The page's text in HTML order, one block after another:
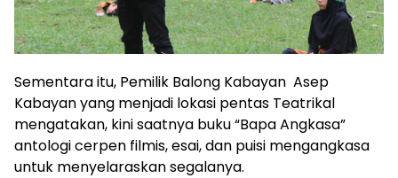
Sementara itu, Pemilik Balong Kabayan Asep
Kabayan yang menjadi lokasi pentas Teatrikal
mengatakan, kini saatnya buku “Bapa Angkasa”
antologi cerpen filmis, esai, dan puisi mengangkasa
untuk menyelaraskan segalanya.